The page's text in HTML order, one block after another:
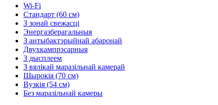
Wi-Fi
Стандарт (60 см)
З зонай свежасці
Энергазберагальныя
З антыбактэрыйнай абаронай
Двухкампрэсарныя
З дысплеем
З вялікай маразільнай камерай
Шырокія (70 см)
Вузкія (54 см)
Без маразільнай камеры